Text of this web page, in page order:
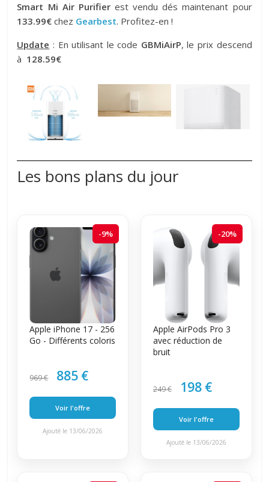
Smart Mi Air Purifierest vendu dés maintenant pour
133.99€ chez Gearbest. Profitez-en !
Update : En utilisant le code GBMiAirP, le prix descend
à 128.59€
Les bons plans du jour
-9%
Apple iPhone 17 - 256
Go - Différents coloris
969 € 885 €
Voir l'offre
Ajouté le 13/06/2026
-20%
Apple AirPods Pro 3
avec réduction de
bruit
249 € 198 €
Voir l'offre
Ajouté le 13/06/2026